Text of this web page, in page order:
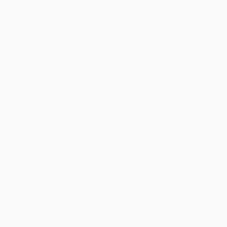
(EX-prefix) och korrosionsbeständig CP-variant.